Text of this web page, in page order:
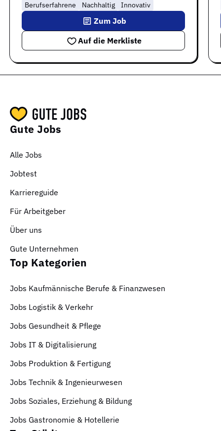
Berufserfahrene
Nachhaltig Innovativ
Auf die Merkliste
Zum Job
Gute Jobs
Alle Jobs
Jobtest
Karriereguide
Für Arbeitgeber
Über uns
Gute Unternehmen
Top Kategorien
Jobs Kaufmännische Berufe & Finanzwesen
Jobs Logistik & Verkehr
Jobs Gesundheit & Pflege
Jobs IT & Digitalisierung
Jobs Produktion & Fertigung
Jobs Technik & Ingenieurwesen
Jobs Soziales, Erziehung & Bildung
Jobs Gastronomie & Hotellerie